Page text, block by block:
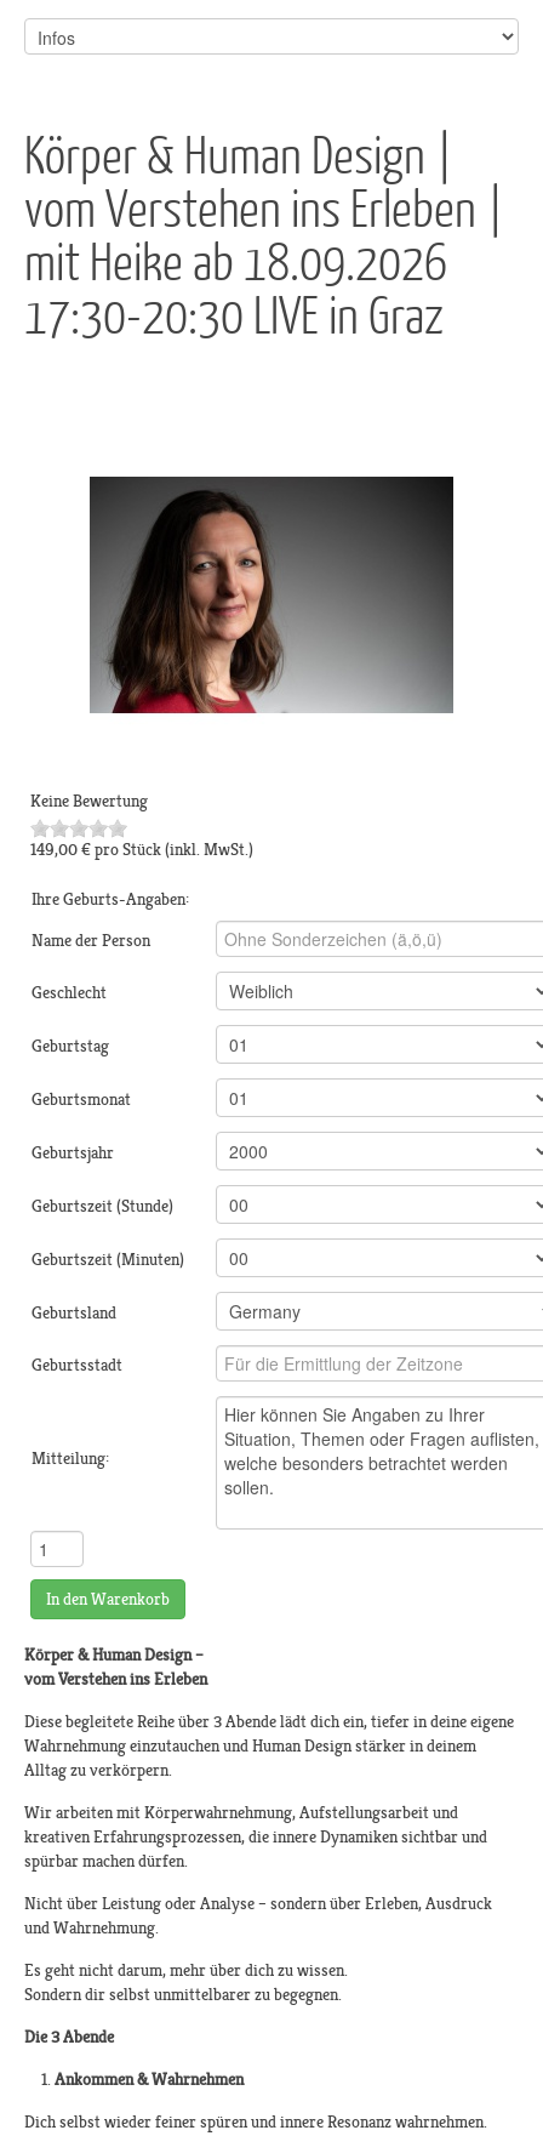
Körper & Human Design |
vom Verstehen ins Erleben |
mit Heike ab 18.09.2026
17:30-20:30 LIVE in Graz
Keine Bewertung
149,00 €pro Stück(inkl. MwSt.)
Ihre Geburts-Angaben:
Name der Person
Geschlecht
Geburtstag
Geburtsmonat
Geburtsjahr
Geburtszeit (Stunde)
Geburtszeit (Minuten)
Geburtsland
Geburtsstadt
Mitteilung:
In den Warenkorb
Körper & Human Design –
vom Verstehen ins Erleben
Diese begleitete Reihe über 3 Abende lädt dich ein, tiefer in deine eigene
Wahrnehmung einzutauchen und Human Design stärker in deinem
Alltag zu verkörpern.
Wir arbeiten mit Körperwahrnehmung, Aufstellungsarbeit und
kreativen Erfahrungsprozessen, die innere Dynamiken sichtbar und
spürbar machen dürfen.
Nicht über Leistung oder Analyse – sondern über Erleben, Ausdruck
und Wahrnehmung.
Es geht nicht darum, mehr über dich zu wissen.
Sondern dir selbst unmittelbarer zu begegnen.
Die 3 Abende
Ankommen & Wahrnehmen
Dich selbst wieder feiner spüren und innere Resonanz wahrnehmen.